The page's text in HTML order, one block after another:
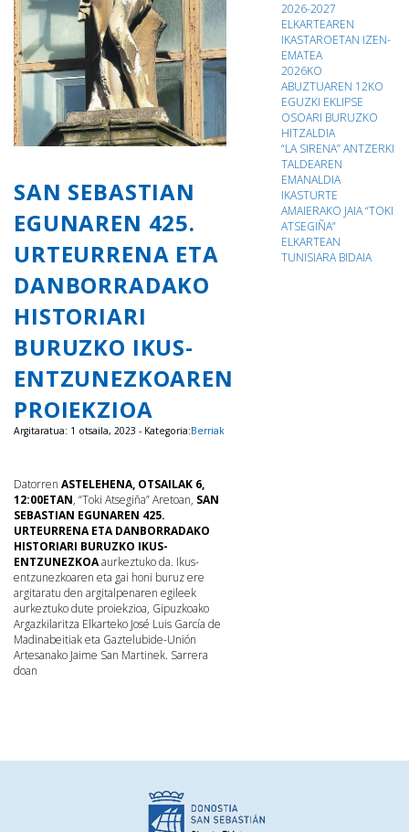
SAN SEBASTIAN
EGUNAREN 425.
URTEURRENA ETA
DANBORRADAKO
HISTORIARI
BURUZKO IKUS-
ENTZUNEZKOAREN
PROIEKZIOA
Argitaratua: 1 otsaila, 2023 - Kategoria:Berriak
Datorren ASTELEHENA, OTSAILAK 6,
12:00ETAN, “Toki Atsegiña” Aretoan, SAN
SEBASTIAN EGUNAREN 425.
URTEURRENA ETA DANBORRADAKO
HISTORIARI BURUZKO IKUS-
ENTZUNEZKOAaurkeztuko da. Ikus-
entzunezkoaren eta gai honi buruz ere
argitaratu den argitalpenaren egileek
aurkeztuko dute proiekzioa, Gipuzkoako
Argazkilaritza Elkarteko José Luis García de
Madinabeitiak eta Gaztelubide-Unión
Artesanako Jaime San Martinek. Sarrera
doan
2026-2027
ELKARTEAREN
IKASTAROETAN IZEN-
EMATEA
2026KO
ABUZTUAREN 12KO
EGUZKI EKLIPSE
OSOARI BURUZKO
HITZALDIA
“LA SIRENA” ANTZERKI
TALDEAREN
EMANALDIA
IKASTURTE
AMAIERAKO JAIA “TOKI
ATSEGIÑA”
ELKARTEAN
TUNISIARA BIDAIA